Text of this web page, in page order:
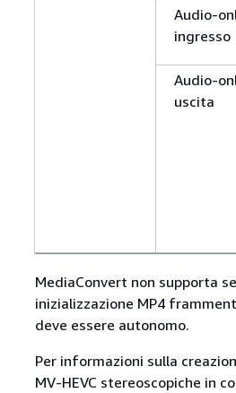
Audio-
ingresso
Audio-
uscita
MediaConvert non supporta
inizializzazione MP4
deve essere autonomo.
Per informazioni sulla
MV-HEVC stereoscopiche in